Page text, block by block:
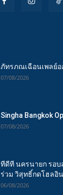
ภัทรภณเฉือนเพลย์
07/08/2026
Singha Bangkok
07/08/2026
ทีดีที นครนายก รอ
ร่วม วิสุทธิ์กดโฮลอิ
06/08/2026